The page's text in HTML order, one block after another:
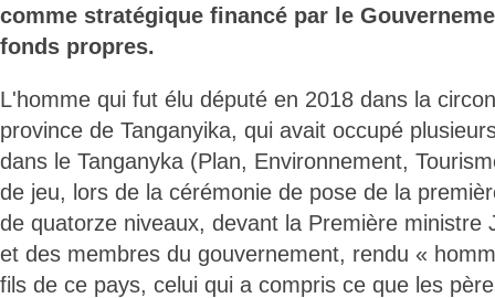
comme stratégique financé par le
fonds propres.
L'homme qui fut élu député en 2018 dans la
province de Tanganyika, qui avait occupé
dans le Tanganyka (Plan, Environnement,
de jeu, lors de la cérémonie de pose de la
de quatorze niveaux, devant la Première ministre
et des membres du gouvernement, rendu «
fils de ce pays, celui qui a compris ce que les